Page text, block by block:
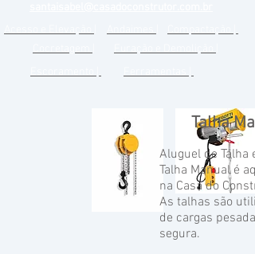
Talha
Aluguel de
Talha Manual é
na Casa do
As talhas são
de cargas
segura.